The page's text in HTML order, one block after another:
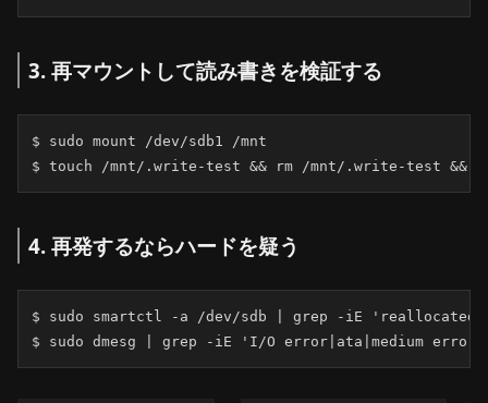
3. 再マウントして読み書きを検証する
$ sudo mount /dev/sdb1 /mnt
$ touch /mnt/.write-test && rm /mnt/.write-test &&
4. 再発するならハードを疑う
$ sudo smartctl -a /dev/sdb | grep -iE
$ sudo dmesg | grep -iE 'I/O error|ata|medium error'